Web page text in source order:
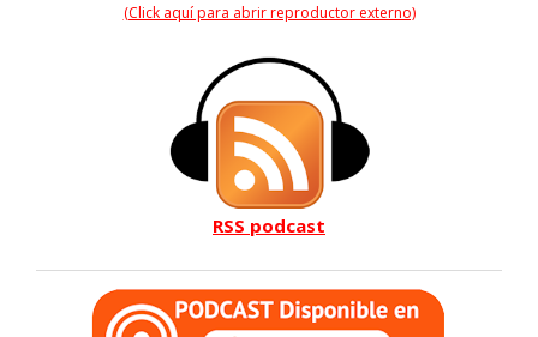
(Click aquí para abrir reproductor externo)
RSS podcast